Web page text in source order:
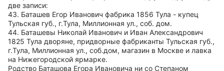
две записи:
43. Баташев Егор Иванович фабрика 1856 Тула - купец
Тульская губ., г.Тула, Миллионная ул., соб. дом.
44. Баташевы Николай Иванович и Иван Александрович
1825 Тула дворяне, придворные фабриканты Тульская губ.,
г.Тула, Миллионная ул., соб.дом, магазин в Москве и лавка
на Нижегородской ярмарке.
Родство Баташова Егора Ивановича ни со Степаном